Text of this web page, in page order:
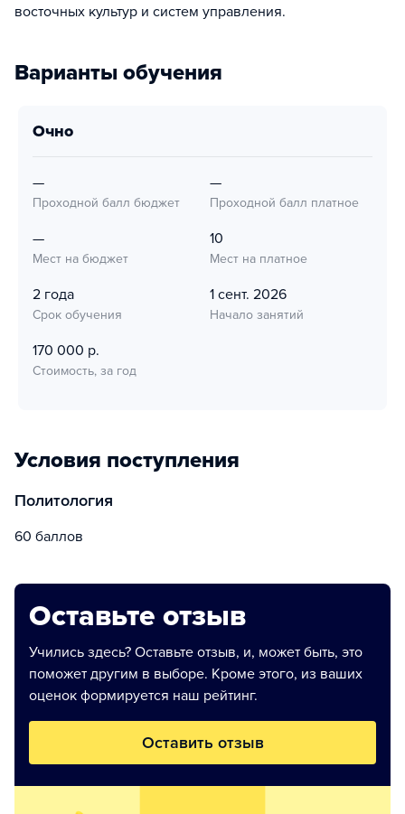
восточных культур и систем управления.
Варианты обучения
очно
—
Проходной балл бюджет
—
Проходной балл платное
—
Мест на бюджет
10
Мест на платное
2 года
Срок обучения
1 сент. 2026
Начало занятий
170 000 р.
Стоимость, за год
Условия поступления
Политология
60 баллов
Оставьте отзыв
Учились здесь? Оставьте отзыв, и, может быть, это
поможет другим в выборе. Кроме этого, из ваших
оценок формируется наш рейтинг.
Оставить отзыв